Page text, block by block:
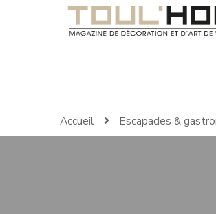
Toul'House
Magazine de Décoration et d'Art de
Accueil Escapades &